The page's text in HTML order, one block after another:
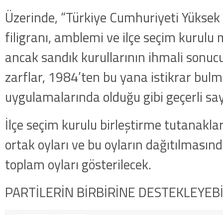
Üzerinde, “Türkiye Cumhuriyeti
filigranı, amblemi ve ilçe seçim kurulu
ancak sandık kurullarının ihmali
zarflar, 1984’ten bu yana istikrar
uygulamalarında olduğu gibi geçerli
İlçe seçim kurulu birleştirme
ortak oyları ve bu oyların
toplam oyları gösterilecek.
PARTİLERİN BİRBİRİNE